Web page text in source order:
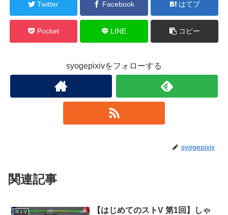
Twitter Facebook はてブ
Pocket LINE コピー
syogepixivをフォローする
syogepixiv
関連記事
ストV
【はじめてのストV 第1回】しゃ